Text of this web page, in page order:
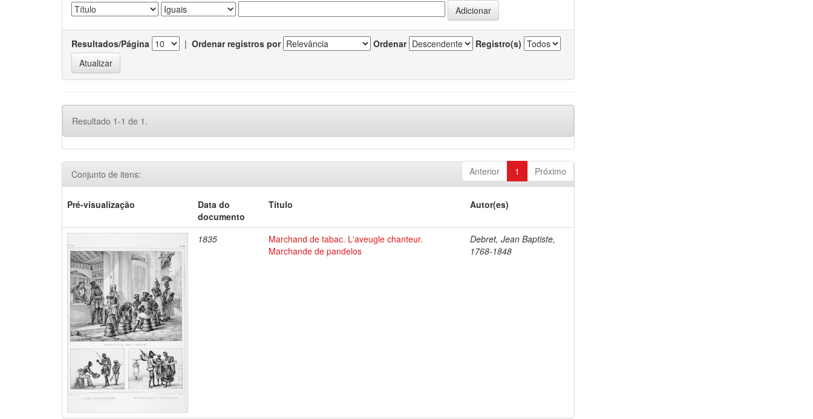
Resultados/Página | Ordenar registros por Ordenar Registro(s)
Resultado 1-1 de 1.
Anterior 1 Próximo
Conjunto de itens:
Pré-visualização
Data do
documento
Título Autor(es)
1835
Marchand de tabac. L'aveugle chanteur.
Marchande de pandelos
Debret, Jean Baptiste,
1768-1848